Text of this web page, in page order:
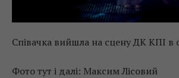
Співачка вийшла на сцену ДК КПІ в
Фото тут і далі: Максим Лісовий